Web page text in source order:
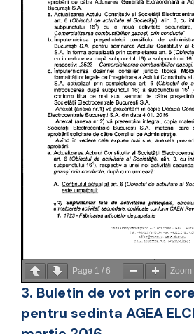
Page 1 / 6 Zoom
3. Buletin de vot prin
pentru sedinta AGEA